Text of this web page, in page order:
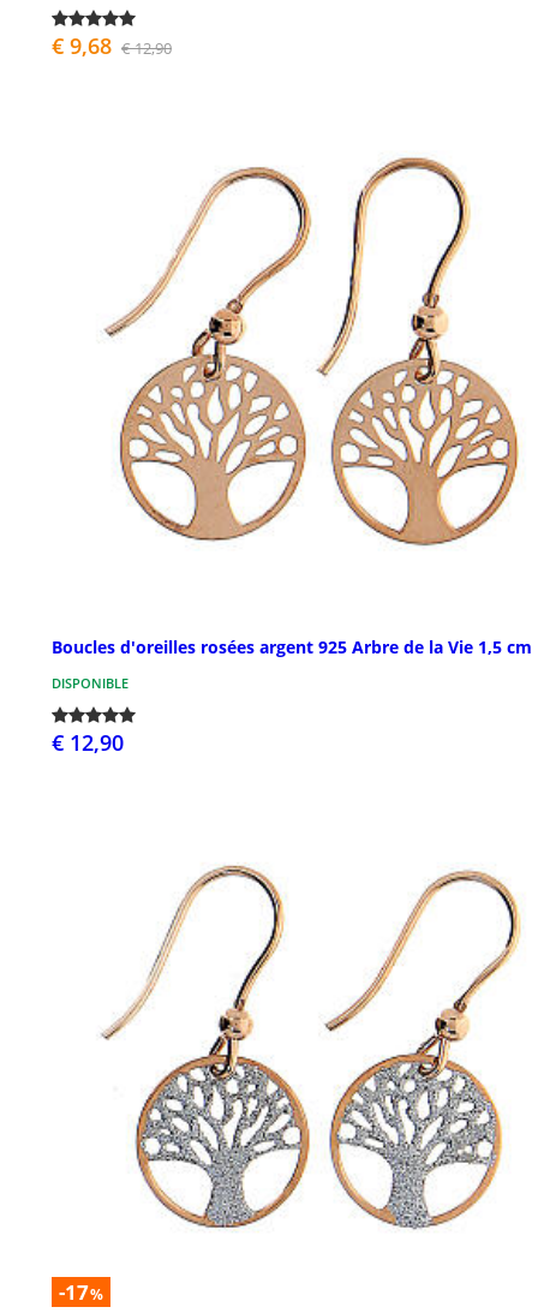
€ 9,68 € 12,90
Boucles d'oreilles rosées argent 925 Arbre de la Vie 1,5 cm
DISPONIBLE
€ 12,90
-17%